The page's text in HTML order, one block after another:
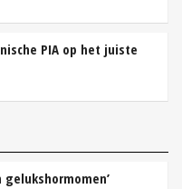
PIA op het juiste